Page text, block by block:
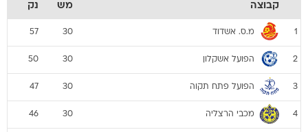
קבוצה מש נק
1 מ.ס. אשדוד 30
57
2 הפועל אשקלון 30
50
3 הפועל פתח תקוה 30
47
4 מכבי הרצליה 30
46